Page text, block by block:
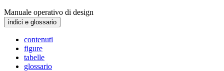
Manuale operativo di design
indici e glossario
contenuti
figure
tabelle
glossario